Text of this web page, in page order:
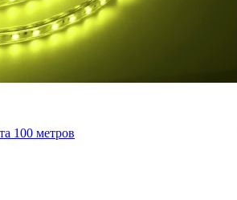
100 метров